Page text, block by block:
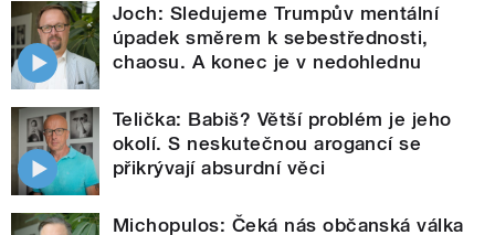
Joch: Sledujeme Trumpův mentální
úpadek směrem k sebestřednosti,
chaosu. A konec je v nedohlednu
Telička: Babiš? Větší problém je jeho
okolí. S neskutečnou arogancí se
přikrývají absurdní věci
Michopulos: Čeká nás občanská válka